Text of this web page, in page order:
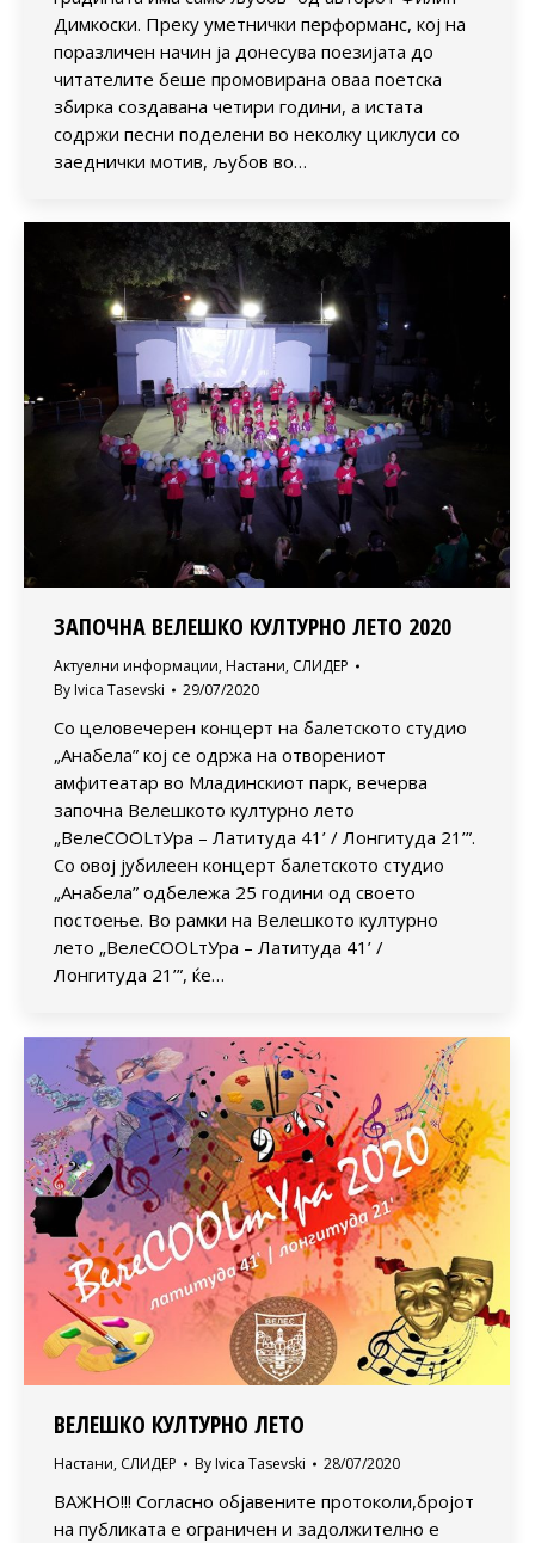
Димкоски. Преку уметнички перформанс, кој на
поразличен начин ја донесува поезијата до
читателите беше промовирана оваа поетска
збирка создавана четири години, а истата
содржи песни поделени во неколку циклуси со
заеднички мотив, љубов во…
ЗАПОЧНА ВЕЛЕШКО КУЛТУРНО ЛЕТО 2020
Актуелни информации, Настани, СЛИДЕР
By Ivica Tasevski 29/07/2020
Со целовечерен концерт на балетското студио
„Анабела” кој се одржа на отворениот
амфитеатар во Младинскиот парк, вечерва
започна Велешкото културно лето
„ВелеСOOLтУра – Латитуда 41’ / Лонгитуда 21’”.
Со овој јубилеен концерт балетското студио
„Анабела” одбележа 25 години од своето
постоење. Во рамки на Велешкото културно
лето „ВелеСOOLтУра – Латитуда 41’ /
Лонгитуда 21’”, ќе…
ВЕЛЕШКО КУЛТУРНО ЛЕТО
Настани, СЛИДЕР By Ivica Tasevski 28/07/2020
ВАЖНО!!! Согласно објавените протоколи,бројот
на публиката е ограничен и задолжително е